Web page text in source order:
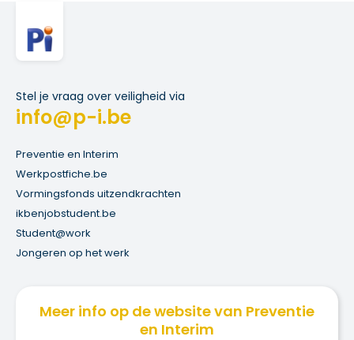
Stel je vraag over veiligheid via
info@p-i.be
Preventie en Interim
Werkpostfiche.be
Vormingsfonds uitzendkrachten
ikbenjobstudent.be
Student@work
Jongeren op het werk
Meer info op de website van Preventie
en Interim